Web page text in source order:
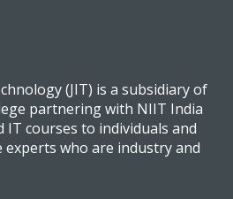
(JIT) is a subsidiary of
partnering with NIIT India
courses to individuals and
who are industry and